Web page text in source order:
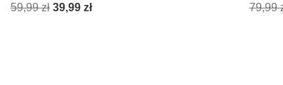
59,99zł 39,99 zł 79,99